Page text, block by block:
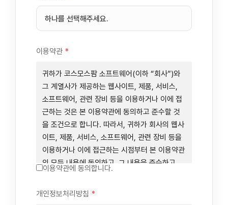
이용약관 *
귀하가 코스모스팜 소프트웨어(이하 “회사”)와
그 계열사가 제공하는 웹사이트, 제품, 서비스,
소프트웨어, 관련 장비 등을 이용하거나 이에 접
근하는 것은 본 이용약관에 동의하고 준수할 것
을 조건으로 합니다. 따라서, 귀하가 회사의 웹사
이트, 제품, 서비스, 소프트웨어, 관련 장비 등을
이용하거나 이에 접근하는 시점부터 본 이용약관
의 모든 내용에 동의하고, 그 내용을 준수하고,
귀하가 본 이용약관에 동의하지 않을 경우에는
이용약관에 동의합니다.
개인정보처리방침 *